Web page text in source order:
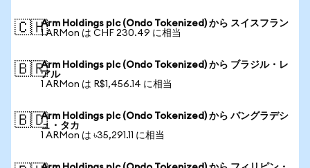
🇨🇭Arm Holdings plc (Ondo Tokenized) から スイスフラン
1 ARMon は CHF 230.49 に相当
🇧🇷Arm Holdings plc (Ondo Tokenized) から ブラジル・レ
アル
1 ARMon は R$1,456.14 に相当
🇧🇩Arm Holdings plc (Ondo Tokenized) から バングラデシ
ュ・タカ
1 ARMon は ৳35,291.11 に相当